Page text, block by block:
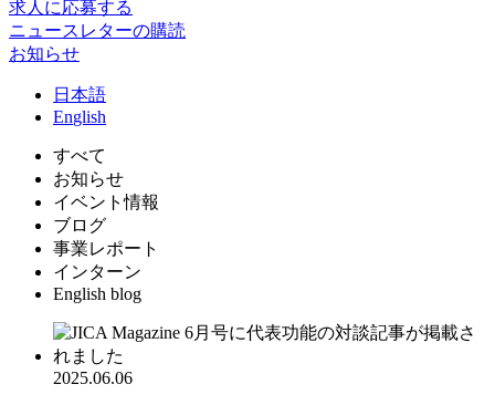
求人に応募する
ニュースレターの購読
お知らせ
日 本語
English
すべて
お知らせ
イベント情報
ブログ
事業レポート
インターン
English blog
2025.06.06